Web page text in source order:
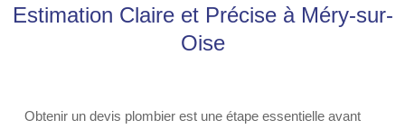
Estimation Claire et Précise à Méry-sur-
Oise
Obtenir un devis plombier est une étape essentielle avant